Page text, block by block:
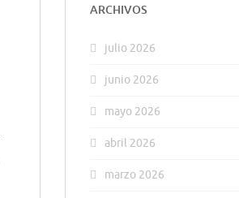
ARCHIVOS
julio 2026
junio 2026
mayo 2026
abril 2026
marzo 2026